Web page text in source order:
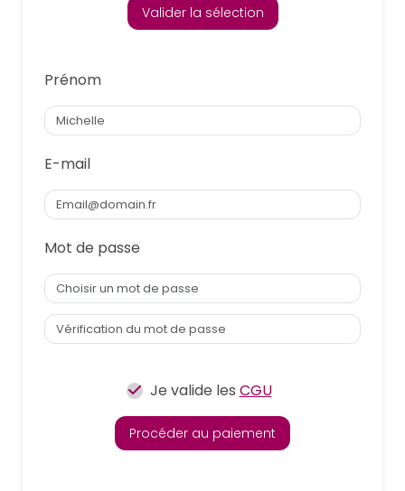
Valider la sélection
Prénom
E-mail
Mot de passe
Je valide les CGU
Procéder au paiement